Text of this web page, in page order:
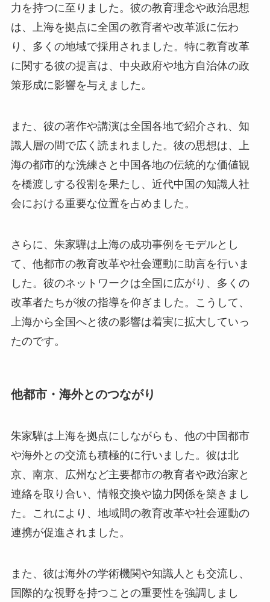
力を持つに至りました。彼の教育理念や政治思想
は、上海を拠点に全国の教育者や改革派に伝わ
り、多くの地域で採用されました。特に教育改革
に関する彼の提言は、中央政府や地方自治体の政
策形成に影響を与えました。
また、彼の著作や講演は全国各地で紹介され、知
識人層の間で広く読まれました。彼の思想は、上
海の都市的な洗練さと中国各地の伝統的な価値観
を橋渡しする役割を果たし、近代中国の知識人社
会における重要な位置を占めました。
さらに、朱家驊は上海の成功事例をモデルとし
て、他都市の教育改革や社会運動に助言を行いま
した。彼のネットワークは全国に広がり、多くの
改革者たちが彼の指導を仰ぎました。こうして、
上海から全国へと彼の影響は着実に拡大していっ
たのです。
他都市・海外とのつながり
朱家驊は上海を拠点にしながらも、他の中国都市
や海外との交流も積極的に行いました。彼は北
京、南京、広州など主要都市の教育者や政治家と
連絡を取り合い、情報交換や協力関係を築きまし
た。これにより、地域間の教育改革や社会運動の
連携が促進されました。
また、彼は海外の学術機関や知識人とも交流し、
国際的な視野を持つことの重要性を強調しまし